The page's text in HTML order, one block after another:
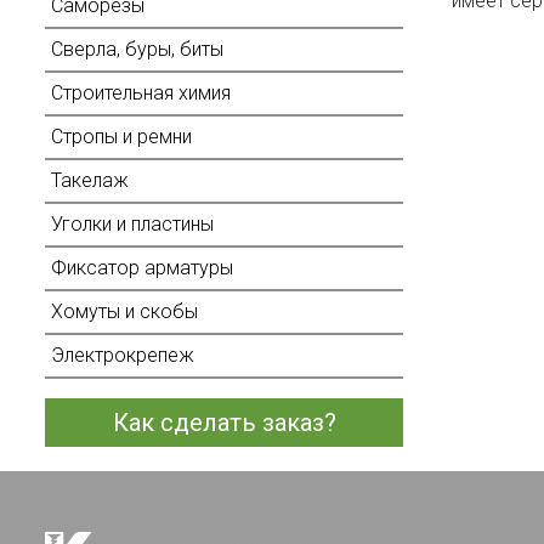
Саморезы
Сверла, буры, биты
Строительная химия
Стропы и ремни
Такелаж
Уголки и пластины
Фиксатор арматуры
Хомуты и скобы
Электрокрепеж
Как сделать заказ?